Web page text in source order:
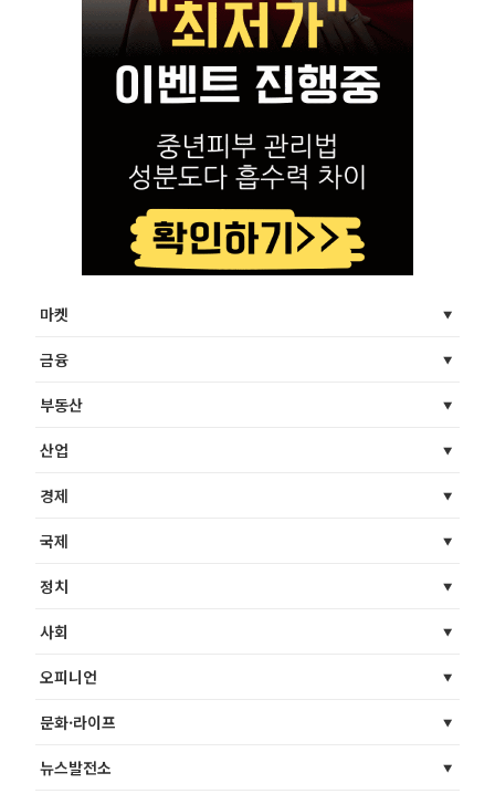
마켓
금융
부동산
산업
경제
국제
정치
사회
오피니언
문화·라이프
뉴스발전소